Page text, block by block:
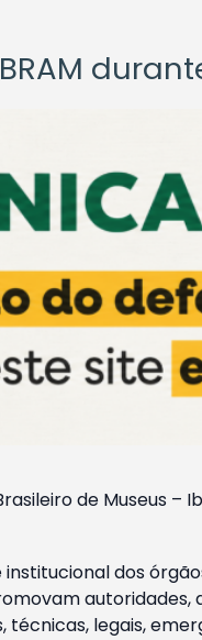
de Museus
dos
legais,